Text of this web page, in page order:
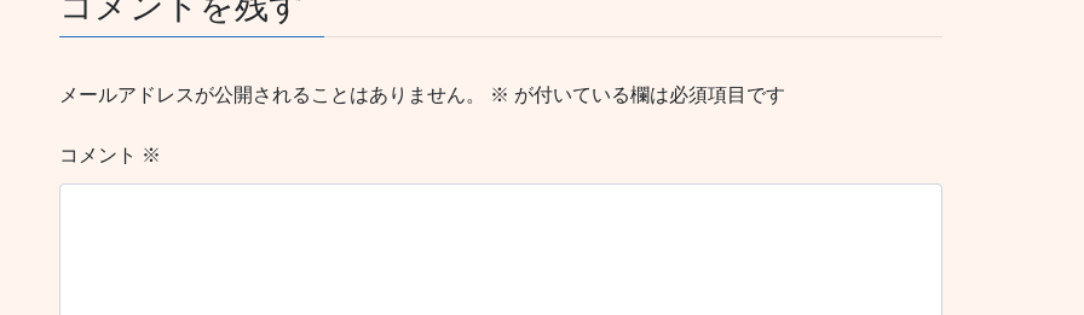
メールアドレスが公開されることはありません。 ※ が付いている欄は必須項目です
コメント ※